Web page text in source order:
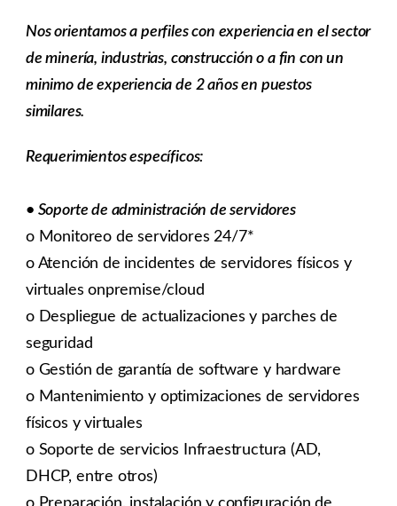
Nos orientamos a perfiles con experiencia en el sector
de minería, industrias, construcción o a fin con un
minimo de experiencia de 2 años en puestos
similares.
Requerimientos específicos:
• Soporte de administración de servidores
o Monitoreo de servidores 24/7*
o Atención de incidentes de servidores físicos y
virtuales onpremise/cloud
o Despliegue de actualizaciones y parches de
seguridad
o Gestión de garantía de software y hardware
o Mantenimiento y optimizaciones de servidores
físicos y virtuales
o Soporte de servicios Infraestructura (AD,
DHCP, entre otros)